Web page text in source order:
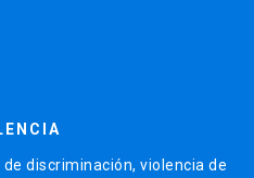
discriminación, violencia de